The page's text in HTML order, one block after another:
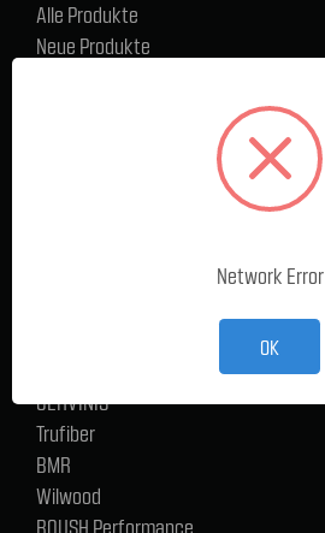
Alle Produkte
Neue Produkte
Versand und Zahlungsbedingungen
Ford Performance Racing Parts
CERVINIS
Trufiber
BMR
Wilwood
ROUSH Performance
Network Error
OK